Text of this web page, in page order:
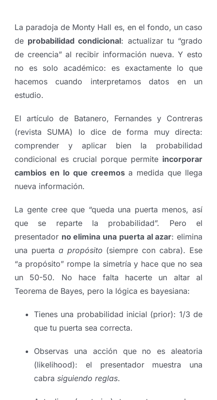
La paradoja de Monty Hall es, en el fondo, un caso
de probabilidad condicional: actualizar tu “grado
de creencia” al recibir información nueva. Y esto
no es solo académico: es exactamente lo que
hacemos cuando interpretamos datos en un
estudio.
El artículo de Batanero, Fernandes y Contreras
(revista SUMA) lo dice de forma muy directa:
comprender y aplicar bien la probabilidad
condicional es crucial porque permite incorporar
cambios en lo que creemosa medida que llega
nueva información.
La gente cree que “queda una puerta menos, así
que se reparte la probabilidad”. Pero el
presentador no elimina una puerta al azar: elimina
una puerta a propósito (siempre con cabra). Ese
“a propósito” rompe la simetría y hace que no sea
un 50-50. No hace falta hacerte un altar al
Teorema de Bayes, pero la lógica es bayesiana:
Tienes una probabilidad inicial (prior): 1/3 de
que tu puerta sea correcta.
Observas una acción que no es aleatoria
(likelihood): el presentador muestra una
cabra siguiendo reglas.